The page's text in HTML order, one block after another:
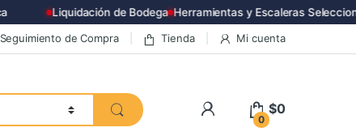
Liquidación de Bodega Herramientas y Escaleras
Seguimiento de Compra Tienda Mi cuenta
0
$0